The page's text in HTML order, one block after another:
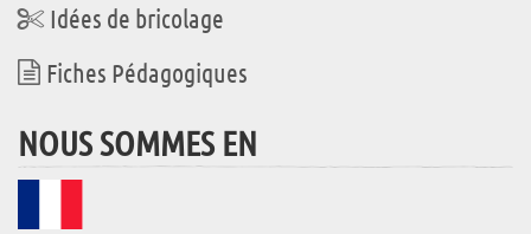
Idées de bricolage
Fiches Pédagogiques
NOUS SOMMES EN